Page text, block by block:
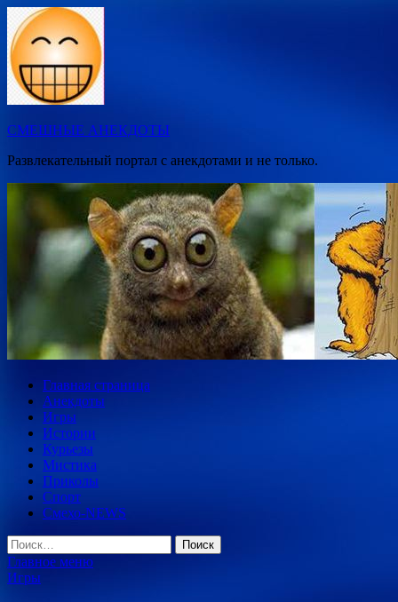
Перейти
содержимому
СМЕШНЫЕ АНЕКДОТЫ
Развлекательный портал с анекдотами и не только.
Главная страница
Анекдоты
Игры
Истории
Курьезы
Мистика
Приколы
Спорт
Смехо-NEWS
Найти:
Главное меню
Игры